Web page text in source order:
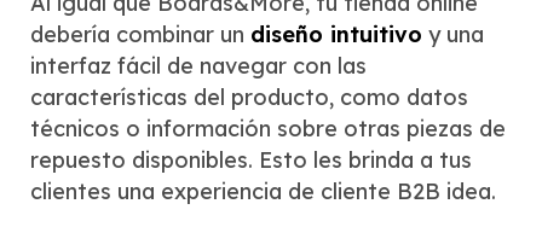
debería combinar un diseño intuitivo y una
interfaz fácil de navegar con las
características del producto, como datos
técnicos o información sobre otras piezas de
repuesto disponibles. Esto les brinda a tus
clientes una experiencia de cliente B2B idea.